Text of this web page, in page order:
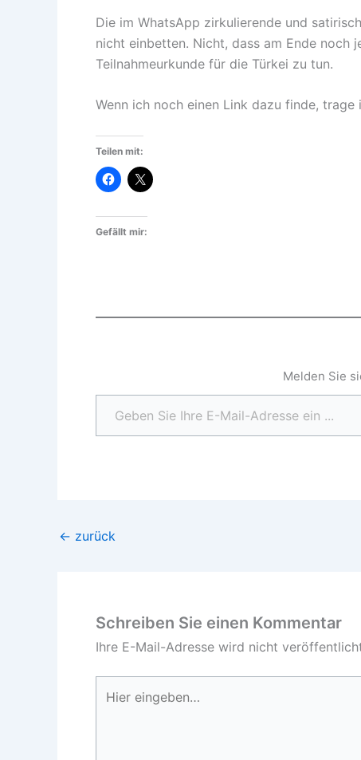
Die im WhatsApp zirkulierende und
nicht einbetten. Nicht, dass am Ende noch
Teilnahmeurkunde für die Türkei zu tun.
Wenn ich noch einen Link dazu finde, trage
Teilen mit:
Gefällt mir:
Melden Sie
Geben Sie Ihre E-Mail-Adresse ein ...
← zurück
Schreiben Sie einen Kommentar
Ihre E-Mail-Adresse wird nicht
eingeben…